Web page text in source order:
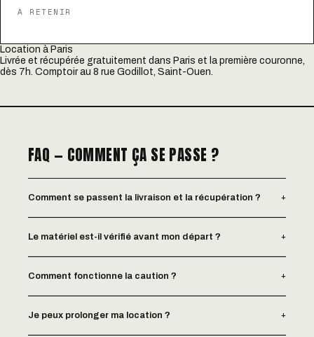
À RETENIR
Location à Paris
Livrée et récupérée gratuitement dans Paris et la première couronne,
dès 7h. Comptoir au 8 rue Godillot, Saint-Ouen.
FAQ — COMMENT ÇA SE PASSE ?
Comment se passent la livraison et la récupération ? +
Le matériel est-il vérifié avant mon départ ? +
Comment fonctionne la caution ? +
Je peux prolonger ma location ? +